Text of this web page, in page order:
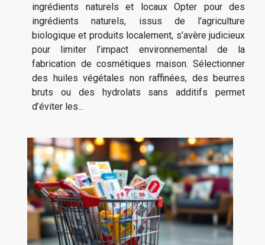
ingrédients naturels et locaux Opter pour des
ingrédients naturels, issus de l’agriculture
biologique et produits localement, s’avère judicieux
pour limiter l’impact environnemental de la
fabrication de cosmétiques maison. Sélectionner
des huiles végétales non raffinées, des beurres
bruts ou des hydrolats sans additifs permet
d’éviter les...